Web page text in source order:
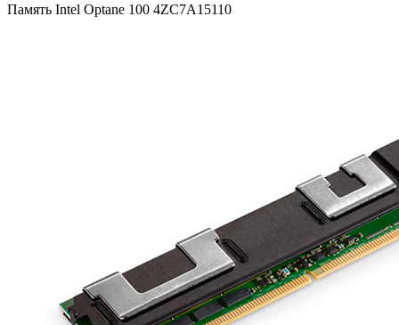
Память Intel Optane 100 4ZC7A15110